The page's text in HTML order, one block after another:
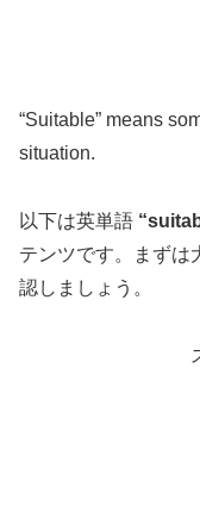
“Suitable” means
situation.
以下は英単語
テンツです。まずは
認しましょう。